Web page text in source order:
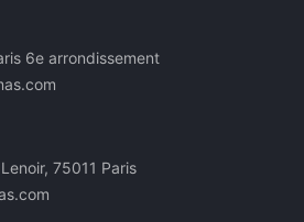
6e arrondissement
75011 Paris